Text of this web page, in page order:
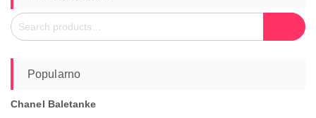
Search
for:
Popularno
Chanel Baletanke